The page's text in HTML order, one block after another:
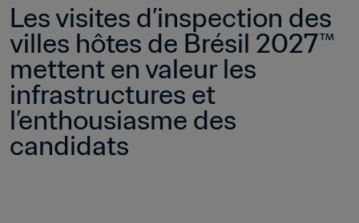
Les visites d’inspection des
villes hôtes de Brésil 2027™
mettent en valeur les
infrastructures et
l’enthousiasme des
candidats